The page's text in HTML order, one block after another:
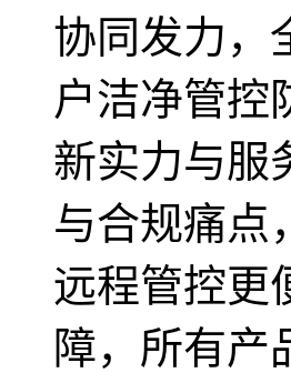
协同发力，
户洁净管控
新实力与服
与合规痛点
远程管控更
障，所有产